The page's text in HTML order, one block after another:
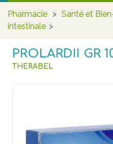
Pharmacie > Santé et
intestinale >
PROLARDII GR
THERABEL